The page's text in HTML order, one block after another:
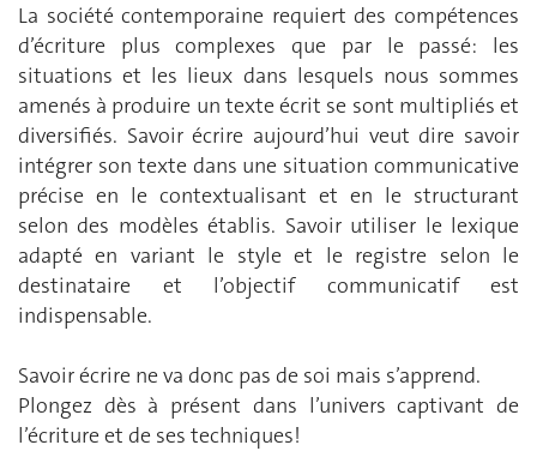
La société contemporaine requiert des compétences
d’écriture plus complexes que par le passé: les
situations et les lieux dans lesquels nous sommes
amenés à produire un texte écrit se sont multipliés et
diversifiés. Savoir écrire aujourd’hui veut dire savoir
intégrer son texte dans une situation communicative
précise en le contextualisant et en le structurant
selon des modèles établis. Savoir utiliser le lexique
adapté en variant le style et le registre selon le
destinataire et l’objectif communicatif est
indispensable.
Savoir écrire ne va donc pas de soi mais s’apprend.
Plongez dès à présent dans l’univers captivant de
l’écriture et de ses techniques!